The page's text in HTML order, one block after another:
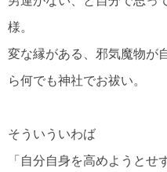
様。
変な縁がある、邪気魔物が
ら何でも神社でお祓い。
そういういわば
「自分自身を高めようと